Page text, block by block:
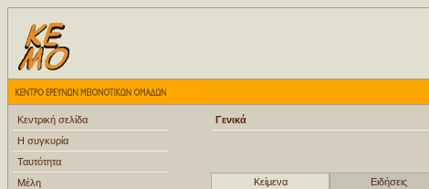
Κεντρική σελίδα
Η συγκυρία
Ταυτότητα
Μέλη
Γενικά
Κείμενα Ειδήσεις